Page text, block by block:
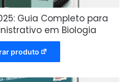
Guia Completo para
em Biologia
produto